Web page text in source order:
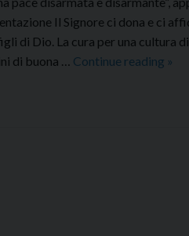
Il Signore ci dona e ci
di Dio. La cura per una cultura
di buona … Continue reading Nota
»